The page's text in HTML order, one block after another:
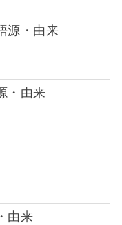
源・由来
・由来
由来